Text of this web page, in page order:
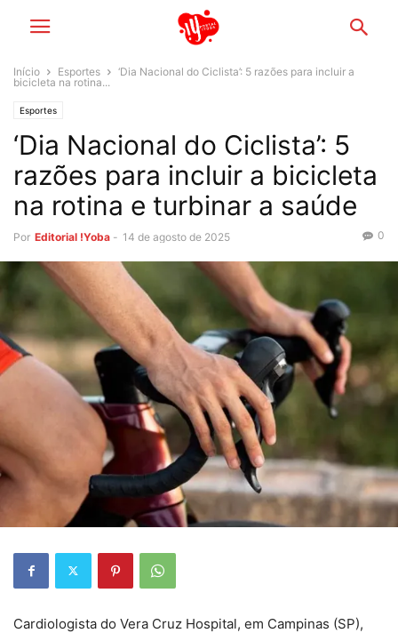
Início Esportes
‘Dia Nacional do Ciclista’: 5 razões para incluir a
bicicleta na rotina...
Esportes
‘Dia Nacional do Ciclista’: 5
razões para incluir a bicicleta
na rotina e turbinar a saúde
Por Editorial !Yoba - 14 de agosto de 2025 0
Cardiologista do Vera Cruz Hospital, em Campinas (SP),